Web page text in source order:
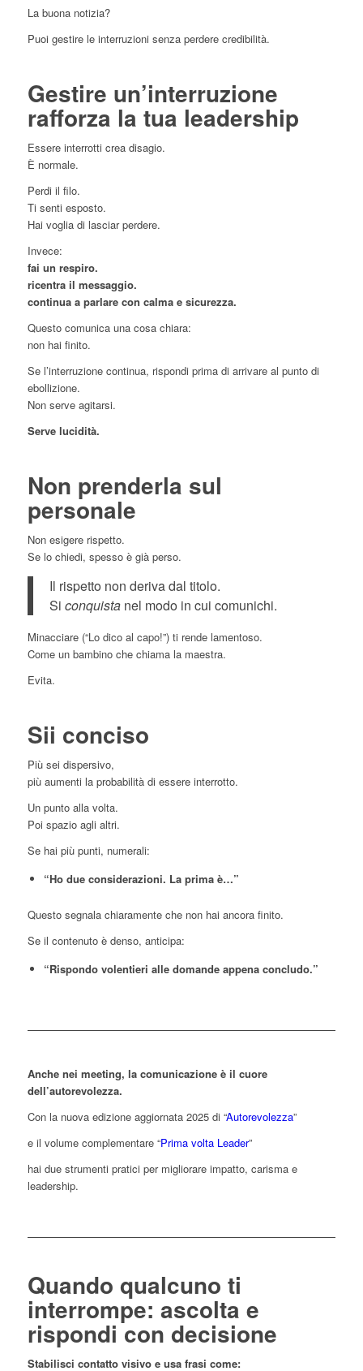
La buona notizia?
Puoi gestire le interruzioni senza perdere credibilità.
Gestire un’interruzione
rafforza la tua leadership
Essere interrotti crea disagio.
È normale.
Perdi il filo.
Ti senti esposto.
Hai voglia di lasciar perdere.
Invece:
fai un respiro.
ricentra il messaggio.
continua a parlare con calma e sicurezza.
Questo comunica una cosa chiara:
non hai finito.
Se l’interruzione continua, rispondi prima di arrivare al punto di
ebollizione.
Non serve agitarsi.
Serve lucidità.
Non prenderla sul
personale
Non esigere rispetto.
Se lo chiedi, spesso è già perso.
Il rispetto non deriva dal titolo.
Si conquistanel modo in cui comunichi.
Minacciare (“Lo dico al capo!”) ti rende lamentoso.
Come un bambino che chiama la maestra.
Evita.
Sii conciso
Più sei dispersivo,
più aumenti la probabilità di essere interrotto.
Un punto alla volta.
Poi spazio agli altri.
Se hai più punti, numerali:
“Ho due considerazioni. La prima è…”
Questo segnala chiaramente che non hai ancora finito.
Se il contenuto è denso, anticipa:
“Rispondo volentieri alle domande appena concludo.”
Anche nei meeting, la comunicazione è il cuore
dell’autorevolezza.
Con la nuova edizione aggiornata 2025 di “Autorevolezza”
e il volume complementare “Prima volta Leader”
hai due strumenti pratici per migliorare impatto, carisma e
leadership.
Quando qualcuno ti
interrompe: ascolta e
rispondi con decisione
Stabilisci contatto visivo e usa frasi come: